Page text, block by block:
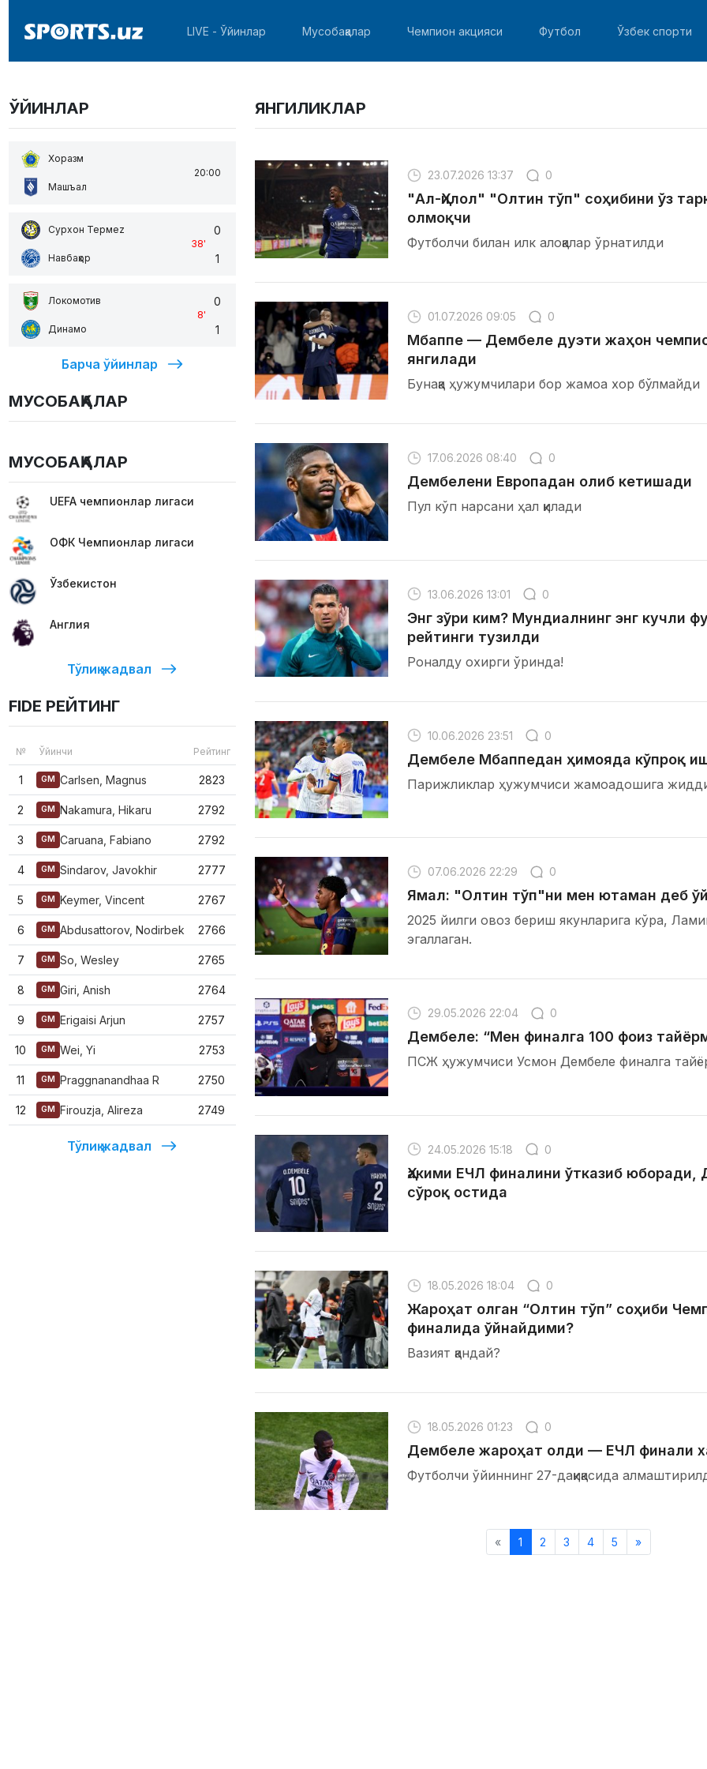
LIVE - Ўйинлар Мусобақалар Чемпион акцияси Футбол Ўзбек спорти
ЎЙИНЛАР
Хоразм
Машъал
20:00
Сурхон Термеz
Навбаҳор
38'
0
1
Локомотив
Динамо
8'
0
1
Барча ўйинлар
МУСОБАҚАЛАР
МУСОБАҚАЛАР
UEFA чемпионлар лигаси
ОФК Чемпионлар лигаси
Ўзбекистон
Англия
Тўлиқ жадвал
FIDE РЕЙТИНГ
№ Ўйинчи Рейтинг
1 GM Carlsen, Magnus 2823
2 GM Nakamura, Hikaru 2792
3 GM Caruana, Fabiano 2792
4 GM Sindarov, Javokhir 2777
5 GM Keymer, Vincent 2767
6 GM Abdusattorov, Nodirbek 2766
7 GM So, Wesley 2765
8 GM Giri, Anish 2764
9 GM Erigaisi Arjun 2757
10 GM Wei, Yi 2753
11 GM Praggnanandhaa R 2750
12 GM Firouzja, Alireza 2749
Тўлиқ жадвал
ЯНГИЛИКЛАР
23.07.2026 13:37 0
"Ал-Ҳилол" "Олтин тўп" соҳибини ўз
олмоқчи
Футболчи билан илк алоқалар ўрнатилди
01.07.2026 09:05 0
Мбаппе — Дембеле дуэти жаҳон
янгилади
Бунақа ҳужумчилари бор жамоа хор бўлмайди
17.06.2026 08:40 0
Дембелени Европадан олиб кетишади
Пул кўп нарсани ҳал қилади
13.06.2026 13:01 0
Энг зўри ким? Мундиалнинг энг кучли
рейтинги тузилди
Роналду охирги ўринда!
10.06.2026 23:51 0
Дембеле Мбаппедан ҳимояда кўпроқ
Парижликлар ҳужумчиси жамоадошига
07.06.2026 22:29 0
Ямал: "Олтин тўп"ни мен ютаман деб
2025 йилги овоз бериш якунларига кўра,
эгаллаган.
29.05.2026 22:04 0
Дембеле: “Мен финалга 100 фоиз
ПСЖ ҳужумчиси Усмон Дембеле финалга
24.05.2026 15:18 0
Ҳакими ЕЧЛ финалини ўтказиб
сўроқ остида
18.05.2026 18:04 0
Жароҳат олган “Олтин тўп” соҳиби
финалида ўйнайдими?
Вазият қандай?
18.05.2026 01:23 0
Дембеле жароҳат олди — ЕЧЛ финали
Футболчи ўйиннинг 27-дақиқасида
« 1 2 3 4 5 »